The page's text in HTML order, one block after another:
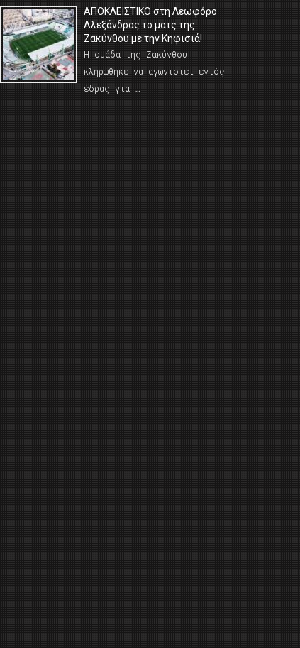
AΠΟΚΛΕΙΣΤΙΚΟ στη Λεωφόρο
Αλεξάνδρας το ματς της
Ζακύνθου με την Κηφισιά!
Η ομάδα της Ζακύνθου
κληρώθηκε να αγωνιστεί εντός
έδρας για …